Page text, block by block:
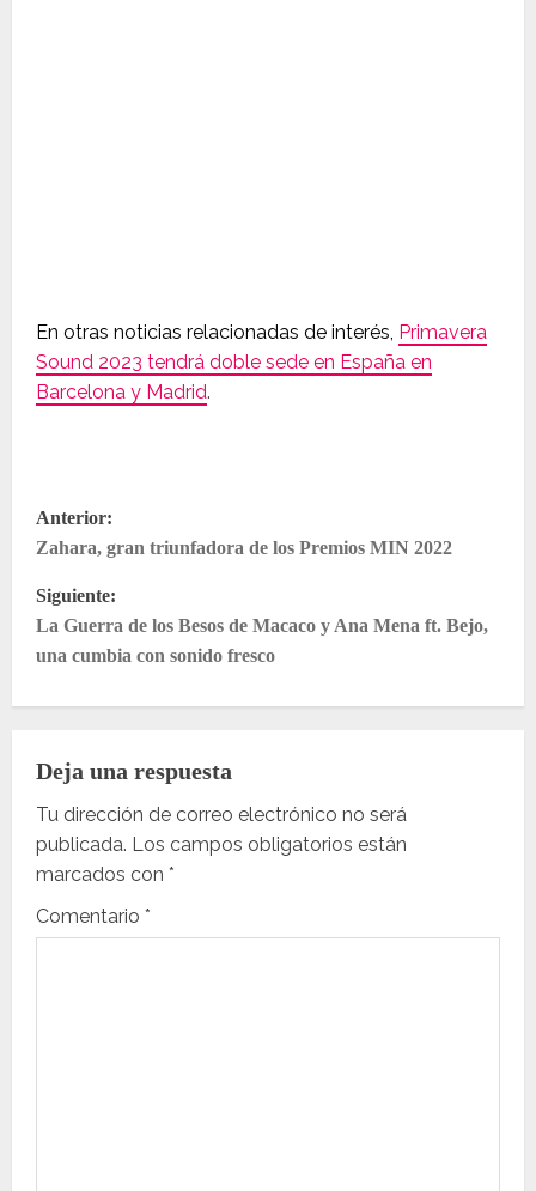
En otras noticias relacionadas de interés, Primavera
Sound 2023 tendrá doble sede en España en
Barcelona y Madrid.
N
a
v
e
g
a
c
i
ó
Anterior:
Zahara, gran triunfadora de los Premios MIN 2022
Siguiente:
La Guerra de los Besos de Macaco y Ana Mena ft. Bejo,
una cumbia con sonido fresco
Deja una respuesta
Tu dirección de correo electrónico no será
publicada. Los campos obligatorios están
marcados con *
Comentario *